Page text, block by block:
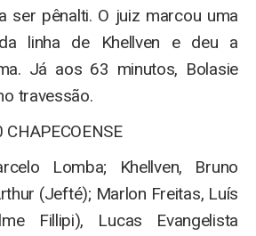
ser pênalti. O juiz marcou uma
linha de Khellven e deu a
Já aos 63 minutos, Bolasie
travessão.
Lomba; Khellven, Bruno
(Jefté); Marlon Freitas, Luís
Fillipi), Lucas Evangelista